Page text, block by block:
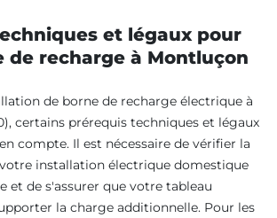
et légaux pour
de recharge à Montluçon
de borne de recharge électrique à
certains prérequis techniques et légaux
compte. Il est nécessaire de vérifier la
installation électrique domestique
et de s'assurer que votre tableau
la charge additionnelle. Pour les